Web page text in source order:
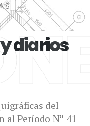
diarios
del
al Período Nº 41